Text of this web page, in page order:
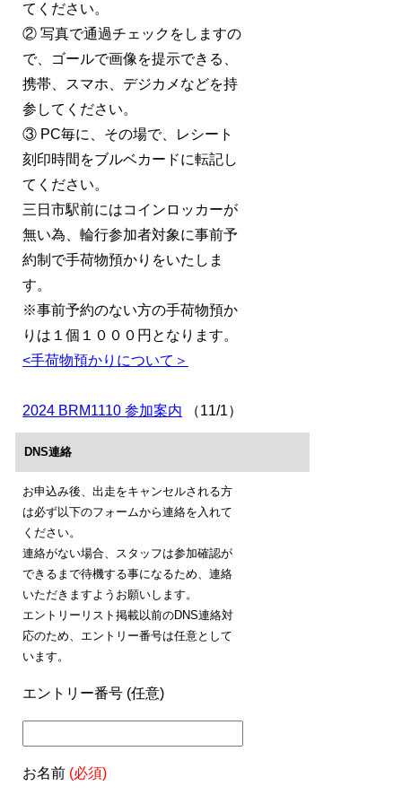
てください。
② 写真で通過チェックをしますの
で、ゴールで画像を提示できる、
携帯、スマホ、デジカメなどを持
参してください。
③ PC毎に、その場で、レシート
刻印時間をブルベカードに転記し
てください。
三日市駅前にはコインロッカーが
無い為、輪行参加者対象に事前予
約制で手荷物預かりをいたしま
す。
※事前予約のない方の手荷物預か
りは１個１０００円となります。
<手荷物預かりについて＞
2024 BRM1110 参加案内 （11/1）
DNS連絡
お申込み後、出走をキャンセルされる方
は必ず以下のフォームから連絡を入れて
ください。
連絡がない場合、スタッフは参加確認が
できるまで待機する事になるため、連絡
いただきますようお願いします。
エントリーリスト掲載以前のDNS連絡対
応のため、エントリー番号は任意として
います。
エントリー番号 (任意)
お名前 (必須)